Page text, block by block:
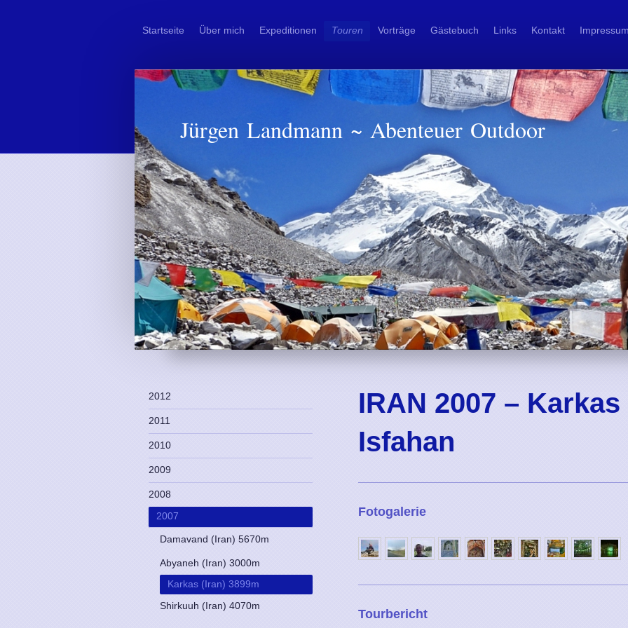
Startseite Über mich Expeditionen Touren Vorträge Gästebuch Links Kontakt
Jürgen Landmann ~ Abenteuer Outdoor
IRAN 2007 –
Isfahan
Fotogalerie
Tourbericht
2012
2011
2010
2009
2008
2007
Damavand (Iran) 5670m
Abyaneh (Iran) 3000m
Karkas (Iran) 3899m
Shirkuuh (Iran) 4070m